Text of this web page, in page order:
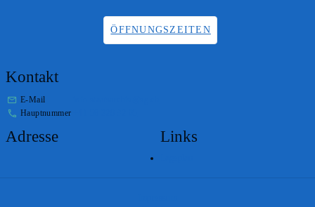
ÖFFNUNGSZEITEN
Kontakt
E-Mail
Hauptnummer
Adresse Links